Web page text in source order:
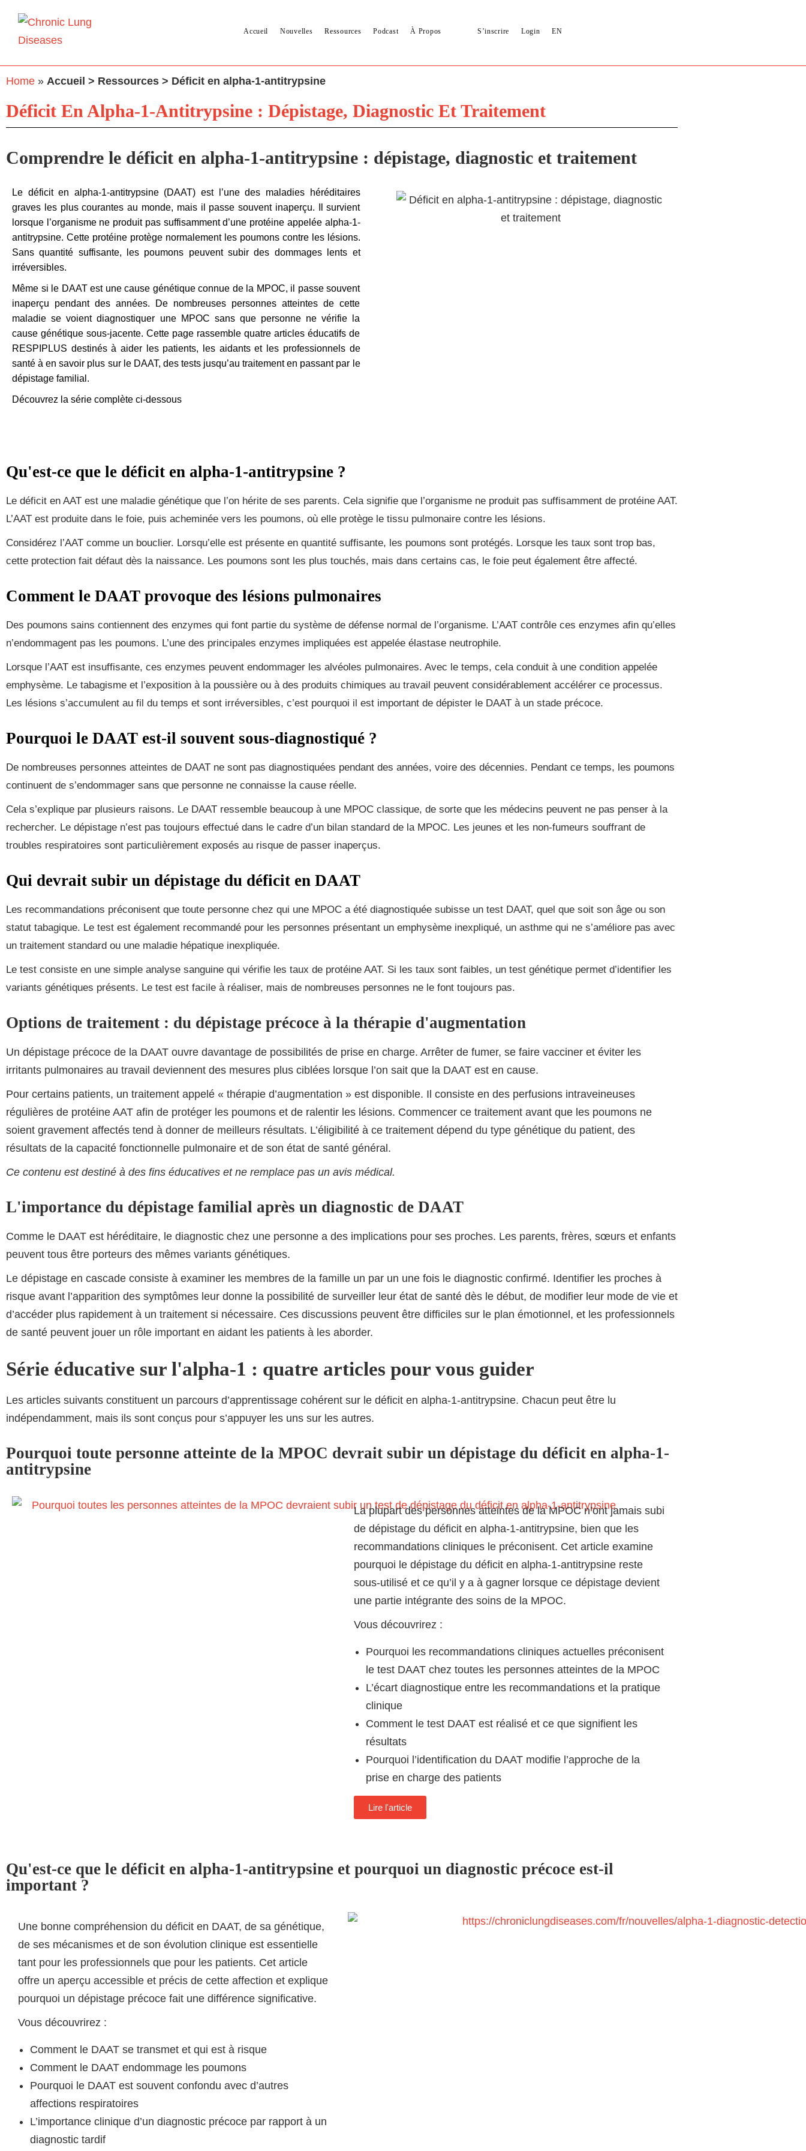
Accueil Nouvelles Ressources Podcast À Propos S’inscrire Login EN
Home » Accueil > Ressources > Déficit en alpha-1-antitrypsine
Déficit En Alpha-1-Antitrypsine : Dépistage, Diagnostic Et Traitement
Comprendre le déficit en alpha-1-antitrypsine : dépistage, diagnostic et traitement
Le déficit en alpha-1-antitrypsine (DAAT) est l’une des maladies héréditaires
graves les plus courantes au monde, mais il passe souvent inaperçu. Il survient
lorsque l’organisme ne produit pas suffisamment d’une protéine appelée alpha-1-
antitrypsine. Cette protéine protège normalement les poumons contre les lésions.
Sans quantité suffisante, les poumons peuvent subir des dommages lents et
irréversibles.
Même si le DAAT est une cause génétique connue de la MPOC, il passe souvent
inaperçu pendant des années. De nombreuses personnes atteintes de cette
maladie se voient diagnostiquer une MPOC sans que personne ne vérifie la
cause génétique sous-jacente. Cette page rassemble quatre articles éducatifs de
RESPIPLUS destinés à aider les patients, les aidants et les professionnels de
santé à en savoir plus sur le DAAT, des tests jusqu’au traitement en passant par le
dépistage familial.
Découvrez la série complète ci-dessous
Qu'est-ce que le déficit en alpha-1-antitrypsine ?
Le déficit en AAT est une maladie génétique que l’on hérite de ses parents. Cela signifie que l’organisme ne produit pas suffisamment de protéine AAT.
L’AAT est produite dans le foie, puis acheminée vers les poumons, où elle protège le tissu pulmonaire contre les lésions.
Considérez l’AAT comme un bouclier. Lorsqu’elle est présente en quantité suffisante, les poumons sont protégés. Lorsque les taux sont trop bas,
cette protection fait défaut dès la naissance. Les poumons sont les plus touchés, mais dans certains cas, le foie peut également être affecté.
Comment le DAAT provoque des lésions pulmonaires
Des poumons sains contiennent des enzymes qui font partie du système de défense normal de l’organisme. L’AAT contrôle ces enzymes afin qu’elles
n’endommagent pas les poumons. L’une des principales enzymes impliquées est appelée élastase neutrophile.
Lorsque l’AAT est insuffisante, ces enzymes peuvent endommager les alvéoles pulmonaires. Avec le temps, cela conduit à une condition appelée
emphysème. Le tabagisme et l’exposition à la poussière ou à des produits chimiques au travail peuvent considérablement accélérer ce processus.
Les lésions s’accumulent au fil du temps et sont irréversibles, c’est pourquoi il est important de dépister le DAAT à un stade précoce.
Pourquoi le DAAT est-il souvent sous-diagnostiqué ?
De nombreuses personnes atteintes de DAAT ne sont pas diagnostiquées pendant des années, voire des décennies. Pendant ce temps, les poumons
continuent de s’endommager sans que personne ne connaisse la cause réelle.
Cela s’explique par plusieurs raisons. Le DAAT ressemble beaucoup à une MPOC classique, de sorte que les médecins peuvent ne pas penser à la
rechercher. Le dépistage n’est pas toujours effectué dans le cadre d’un bilan standard de la MPOC. Les jeunes et les non-fumeurs souffrant de
troubles respiratoires sont particulièrement exposés au risque de passer inaperçus.
Qui devrait subir un dépistage du déficit en DAAT
Les recommandations préconisent que toute personne chez qui une MPOC a été diagnostiquée subisse un test DAAT, quel que soit son âge ou son
statut tabagique. Le test est également recommandé pour les personnes présentant un emphysème inexpliqué, un asthme qui ne s’améliore pas avec
un traitement standard ou une maladie hépatique inexpliquée.
Le test consiste en une simple analyse sanguine qui vérifie les taux de protéine AAT. Si les taux sont faibles, un test génétique permet d’identifier les
variants génétiques présents. Le test est facile à réaliser, mais de nombreuses personnes ne le font toujours pas.
Options de traitement : du dépistage précoce à la thérapie d'augmentation
Un dépistage précoce de la DAAT ouvre davantage de possibilités de prise en charge. Arrêter de fumer, se faire vacciner et éviter les
irritants pulmonaires au travail deviennent des mesures plus ciblées lorsque l’on sait que la DAAT est en cause.
Pour certains patients, un traitement appelé « thérapie d’augmentation » est disponible. Il consiste en des perfusions intraveineuses
régulières de protéine AAT afin de protéger les poumons et de ralentir les lésions. Commencer ce traitement avant que les poumons ne
soient gravement affectés tend à donner de meilleurs résultats. L’éligibilité à ce traitement dépend du type génétique du patient, des
résultats de la capacité fonctionnelle pulmonaire et de son état de santé général.
Ce contenu est destiné à des fins éducatives et ne remplace pas un avis médical.
L'importance du dépistage familial après un diagnostic de DAAT
Comme le DAAT est héréditaire, le diagnostic chez une personne a des implications pour ses proches. Les parents, frères, sœurs et enfants
peuvent tous être porteurs des mêmes variants génétiques.
Le dépistage en cascade consiste à examiner les membres de la famille un par un une fois le diagnostic confirmé. Identifier les proches à
risque avant l’apparition des symptômes leur donne la possibilité de surveiller leur état de santé dès le début, de modifier leur mode de vie et
d’accéder plus rapidement à un traitement si nécessaire. Ces discussions peuvent être difficiles sur le plan émotionnel, et les professionnels
de santé peuvent jouer un rôle important en aidant les patients à les aborder.
Série éducative sur l'alpha-1 : quatre articles pour vous guider
Les articles suivants constituent un parcours d’apprentissage cohérent sur le déficit en alpha-1-antitrypsine. Chacun peut être lu
indépendamment, mais ils sont conçus pour s’appuyer les uns sur les autres.
Pourquoi toute personne atteinte de la MPOC devrait subir un dépistage du déficit en alpha-1-
antitrypsine
La plupart des personnes atteintes de la MPOC n’ont jamais subi
de dépistage du déficit en alpha-1-antitrypsine, bien que les
recommandations cliniques le préconisent. Cet article examine
pourquoi le dépistage du déficit en alpha-1-antitrypsine reste
sous-utilisé et ce qu’il y a à gagner lorsque ce dépistage devient
une partie intégrante des soins de la MPOC.
Vous découvrirez :
Pourquoi les recommandations cliniques actuelles préconisent
le test DAAT chez toutes les personnes atteintes de la MPOC
L’écart diagnostique entre les recommandations et la pratique
clinique
Comment le test DAAT est réalisé et ce que signifient les
résultats
Pourquoi l’identification du DAAT modifie l’approche de la
prise en charge des patients
Lire l'article
Qu'est-ce que le déficit en alpha-1-antitrypsine et pourquoi un diagnostic précoce est-il
important ?
Une bonne compréhension du déficit en DAAT, de sa génétique,
de ses mécanismes et de son évolution clinique est essentielle
tant pour les professionnels que pour les patients. Cet article
offre un aperçu accessible et précis de cette affection et explique
pourquoi un dépistage précoce fait une différence significative.
Vous découvrirez :
Comment le DAAT se transmet et qui est à risque
Comment le DAAT endommage les poumons
Pourquoi le DAAT est souvent confondu avec d’autres
affections respiratoires
L’importance clinique d’un diagnostic précoce par rapport à un
diagnostic tardif